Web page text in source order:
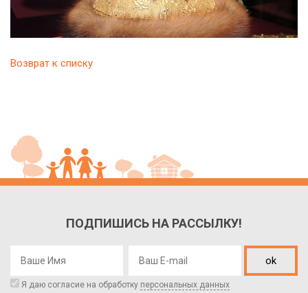
Возврат к списку
ПОДПИШИСЬ НА РАССЫЛКУ!
ok
Я даю согласие на обработку персональных данных